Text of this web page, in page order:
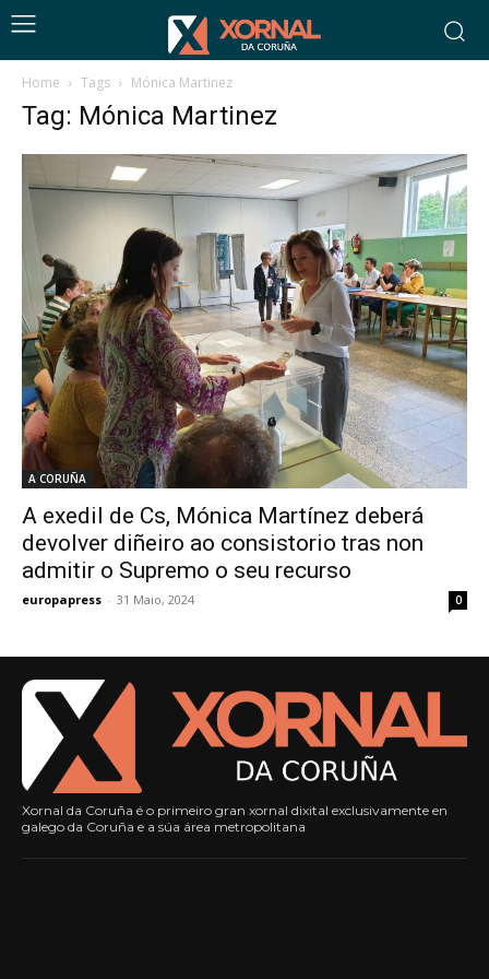
Home Tags Mónica Martinez
Tag: Mónica Martinez
A CORUÑA
A exedil de Cs, Mónica Martínez deberá
devolver diñeiro ao consistorio tras non
admitir o Supremo o seu recurso
europapress - 31 Maio, 2024 0
Xornal da Coruña é o primeiro gran xornal dixital exclusivamente en
galego da Coruña e a súa área metropolitana